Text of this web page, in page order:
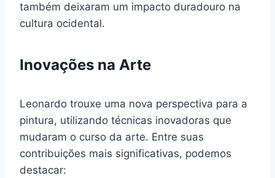
também deixaram um impacto duradouro na
cultura ocidental.
Inovações na Arte
Leonardo trouxe uma nova perspectiva para a
pintura, utilizando técnicas inovadoras que
mudaram o curso da arte. Entre suas
contribuições mais significativas, podemos
destacar: